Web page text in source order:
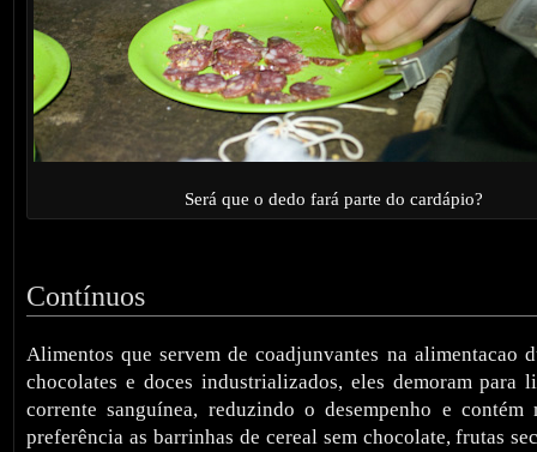
Será que o dedo fará parte do cardápio?
Contínuos
Alimentos que servem de coadjunvantes na alimentacao
chocolates e doces industrializados, eles demoram para
corrente sanguínea, reduzindo o desempenho e
preferência as barrinhas de cereal sem chocolate, frutas